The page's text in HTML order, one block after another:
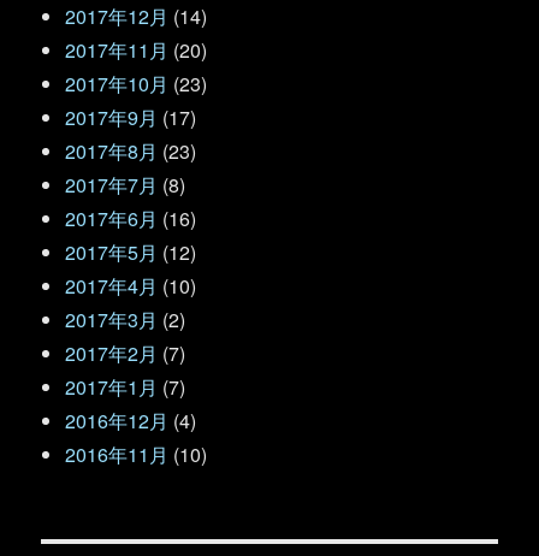
2017年12月 (14)
2017年11月 (20)
2017年10月 (23)
2017年9月 (17)
2017年8月 (23)
2017年7月 (8)
2017年6月 (16)
2017年5月 (12)
2017年4月 (10)
2017年3月 (2)
2017年2月 (7)
2017年1月 (7)
2016年12月 (4)
2016年11月 (10)